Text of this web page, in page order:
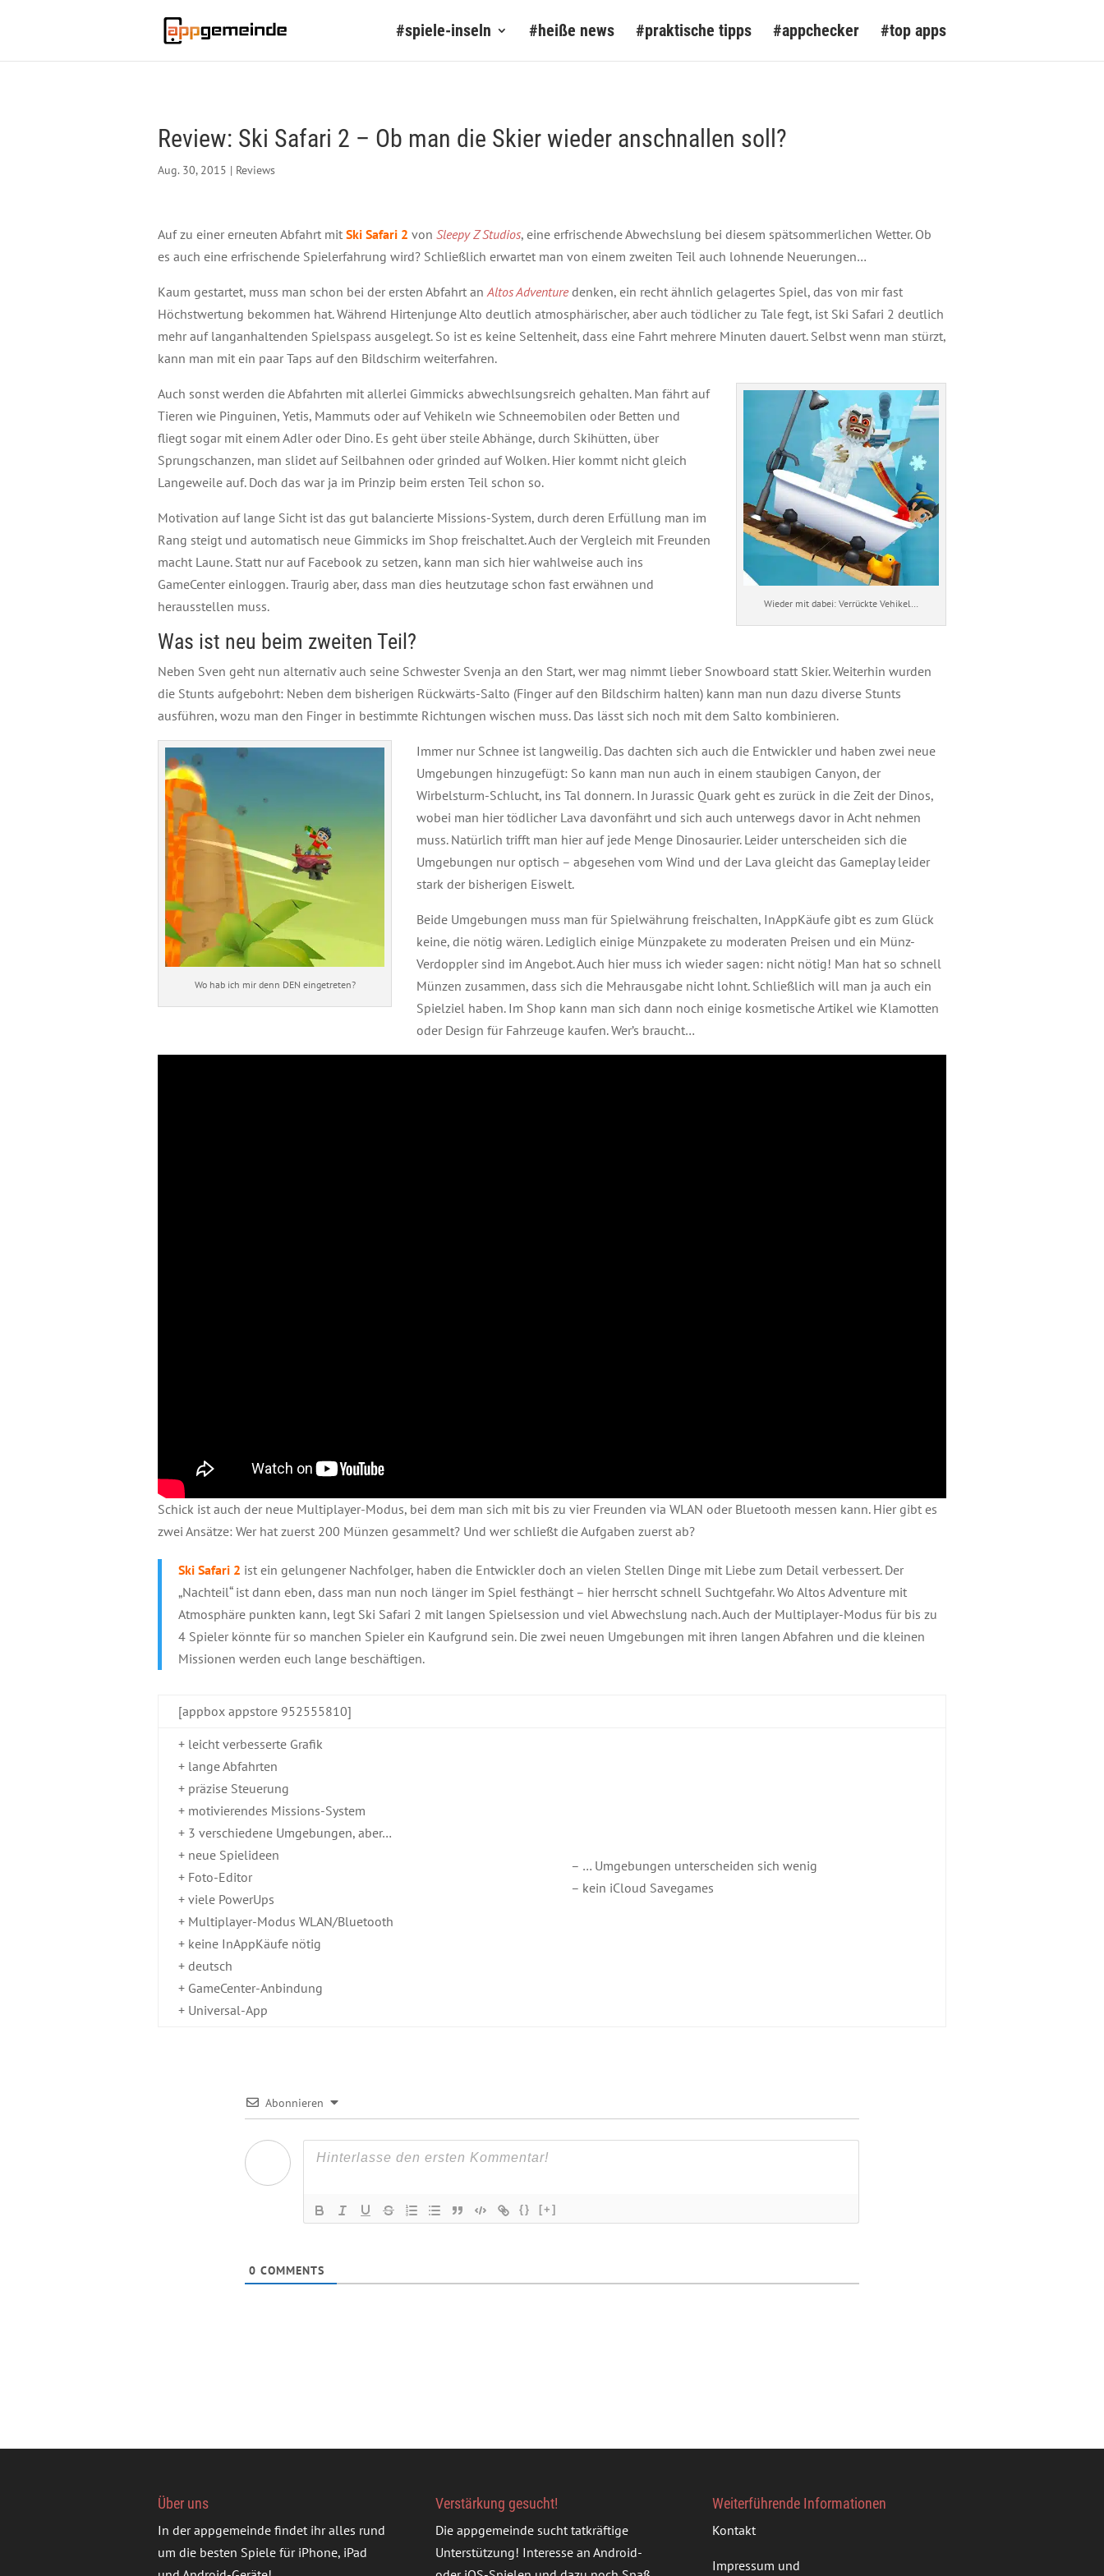
#spiele-inseln #heiße news #praktische tipps #appchecker #top apps
Review: Ski Safari 2 – Ob man die Skier wieder anschnallen soll?
Aug. 30, 2015 | Reviews
Auf zu einer erneuten Abfahrt mit Ski Safari 2 von Sleepy Z Studios, eine erfrischende Abwechslung bei diesem spätsommerlichen Wetter. Ob
es auch eine erfrischende Spielerfahrung wird? Schließlich erwartet man von einem zweiten Teil auch lohnende Neuerungen…
Kaum gestartet, muss man schon bei der ersten Abfahrt anAltos Adventuredenken, ein recht ähnlich gelagertes Spiel, das von mir fast
Höchstwertung bekommen hat. Während Hirtenjunge Alto deutlich atmosphärischer, aber auch tödlicher zu Tale fegt, ist Ski Safari 2 deutlich
mehr auf langanhaltenden Spielspass ausgelegt. So ist es keine Seltenheit, dass eine Fahrt mehrere Minuten dauert. Selbst wenn man stürzt,
kann man mit ein paar Taps auf den Bildschirm weiterfahren.
Wieder mit dabei: Verrückte Vehikel…
Auch sonst werden die Abfahrten mit allerlei Gimmicks abwechlsungsreich gehalten. Man fährt auf
Tieren wie Pinguinen, Yetis, Mammuts oder auf Vehikeln wie Schneemobilen oder Betten und
fliegt sogar mit einem Adler oder Dino. Es geht über steile Abhänge, durch Skihütten, über
Sprungschanzen, man slidet auf Seilbahnen oder grinded auf Wolken. Hier kommt nicht gleich
Langeweile auf. Doch das war ja im Prinzip beim ersten Teil schon so.
Motivation auf lange Sicht ist das gut balancierte Missions-System, durch deren Erfüllung man im
Rang steigt und automatisch neue Gimmicks im Shop freischaltet. Auch der Vergleich mit Freunden
macht Laune. Statt nur auf Facebook zu setzen, kann man sich hier wahlweise auch ins
GameCenter einloggen. Traurig aber, dass man dies heutzutage schon fast erwähnen und
herausstellen muss.
Was ist neu beim zweiten Teil?
Neben Sven geht nun alternativ auch seine Schwester Svenja an den Start, wer mag nimmt lieber Snowboard statt Skier. Weiterhin wurden
die Stunts aufgebohrt: Neben dem bisherigen Rückwärts-Salto (Finger auf den Bildschirm halten) kann man nun dazu diverse Stunts
ausführen, wozu man den Finger in bestimmte Richtungen wischen muss. Das lässt sich noch mit dem Salto kombinieren.
Wo hab ich mir denn DEN eingetreten?
Immer nur Schnee ist langweilig. Das dachten sich auch die Entwickler und haben zwei neue
Umgebungen hinzugefügt: So kann man nun auch in einem staubigen Canyon, der
Wirbelsturm-Schlucht, ins Tal donnern. In Jurassic Quark geht es zurück in die Zeit der Dinos,
wobei man hier tödlicher Lava davonfährt und sich auch unterwegs davor in Acht nehmen
muss. Natürlich trifft man hier auf jede Menge Dinosaurier. Leider unterscheiden sich die
Umgebungen nur optisch – abgesehen vom Wind und der Lava gleicht das Gameplay leider
stark der bisherigen Eiswelt.
Beide Umgebungen muss man für Spielwährung freischalten, InAppKäufe gibt es zum Glück
keine, die nötig wären. Lediglich einige Münzpakete zu moderaten Preisen und ein Münz-
Verdoppler sind im Angebot. Auch hier muss ich wieder sagen: nicht nötig! Man hat so schnell
Münzen zusammen, dass sich die Mehrausgabe nicht lohnt. Schließlich will man ja auch ein
Spielziel haben. Im Shop kann man sich dann noch einige kosmetische Artikel wie Klamotten
oder Design für Fahrzeuge kaufen. Wer’s braucht…
Schick ist auch der neue Multiplayer-Modus, bei dem man sich mit bis zu vier Freunden via WLAN oder Bluetooth messen kann. Hier gibt es
zwei Ansätze: Wer hat zuerst 200 Münzen gesammelt? Und wer schließt die Aufgaben zuerst ab?
Ski Safari 2 ist ein gelungener Nachfolger, haben die Entwickler doch an vielen Stellen Dinge mit Liebe zum Detail verbessert. Der
„Nachteil“ ist dann eben, dass man nun noch länger im Spiel festhängt – hier herrscht schnell Suchtgefahr. Wo Altos Adventure mit
Atmosphäre punkten kann, legt Ski Safari 2 mit langen Spielsession und viel Abwechslung nach. Auch der Multiplayer-Modus für bis zu
4 Spieler könnte für so manchen Spieler ein Kaufgrund sein. Die zwei neuen Umgebungen mit ihren langen Abfahren und die kleinen
Missionen werden euch lange beschäftigen.
[appbox appstore 952555810]
+ leicht verbesserte Grafik
+ lange Abfahrten
+ präzise Steuerung
+ motivierendes Missions-System
+ 3 verschiedene Umgebungen, aber…
+ neue Spielideen
+ Foto-Editor
+ viele PowerUps
+ Multiplayer-Modus WLAN/Bluetooth
+ keine InAppKäufe nötig
+ deutsch
+ GameCenter-Anbindung
+ Universal-App
– … Umgebungen unterscheiden sich wenig
– kein iCloud Savegames
Abonnieren
{} [+]
0 COMMENTS
Über uns
In der appgemeinde findet ihr alles rund
um die besten Spiele für iPhone, iPad
Verstärkung gesucht!
Die appgemeinde sucht tatkräftige
Unterstützung! Interesse an Android-
Weiterführende Informationen
Kontakt
Impressum und